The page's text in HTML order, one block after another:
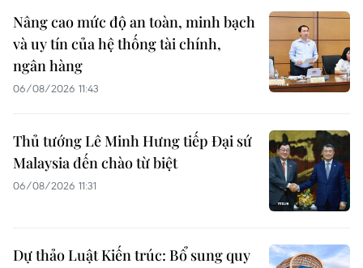
Nâng cao mức độ an toàn, minh bạch
và uy tín của hệ thống tài chính,
ngân hàng
06/08/2026 11:43
Thủ tướng Lê Minh Hưng tiếp Đại sứ
Malaysia đến chào từ biệt
06/08/2026 11:31
Dự thảo Luật Kiến trúc: Bổ sung quy